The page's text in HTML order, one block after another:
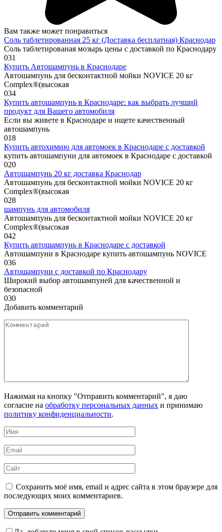
Вам также может понравиться
Соль таблетированная 25 кг (Доставка бесплатная) Краснодар
Соль таблетированая мозырь цены с доставкой по Краснодару
031
Купить Автошампунь в Краснодаре
Автошампунь для бесконтактной мойки NOVICE 20 кг
Complex®(высокая
034
Купить автошампунь в Краснодаре: как выбрать лучший
продукт для Вашего автомобиля
Если вы живете в Краснодаре и ищете качественный
автошампунь
018
Купить автохимию для автомоек в Краснодаре с доставкой
купить автошампуни для автомоек в Краснодаре с доставкой
020
Автошампунь 20 кг доставка Краснодар
Автошампунь для бесконтактной мойки NOVICE 20 кг
Complex®(высокая
028
шампунь для автомобиля
Автошампунь для бесконтактной мойки NOVICE 20 кг
Complex®(высокая
042
Купить автошампунь в Краснодаре с доставкой
Автошампуни в Краснодаре купить автошампунь NOVICE
036
Автошампуни с доставкой по Краснодару
Широкий выбор автошампуней для качественной и
безопасной
030
Добавить комментарий
Комментарий
Нажимая на кнопку "Отправить комментарий", я даю
согласие на обработку персональных данных и принимаю
политику конфиденциальности.
Имя
*
Email
*
Сайт
Сохранить моё имя, email и адрес сайта в этом браузере для
последующих моих комментариев.